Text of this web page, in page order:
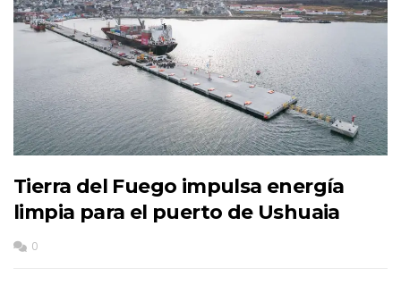
Tierra del Fuego impulsa energía
limpia para el puerto de Ushuaia
0